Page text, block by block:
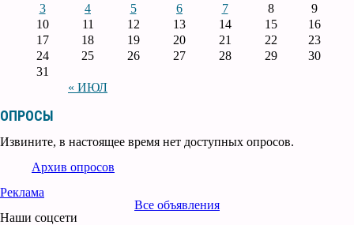
« ИЮЛ
3
4 5 6 7 8
9
10
11 12 13 14 15
16
17
18 19 20 21 22
23
24
25 26 27 28 29
30
31
ОПРОСЫ
Извините, в настоящее время нет доступных опросов.
Архив опросов
Реклама
Все объявления
Наши соцсети